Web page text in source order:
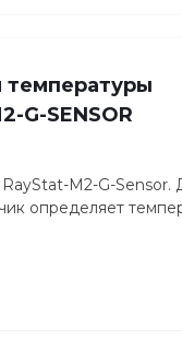
температуры
G-SENSOR
M2-G-
определяет